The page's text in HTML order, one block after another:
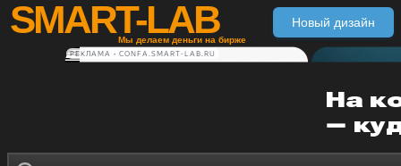
SMART-LAB
Мы делаем деньги на бирже
Новый дизайн
РЕКЛАМА • CONFA.SMART-LAB.RU